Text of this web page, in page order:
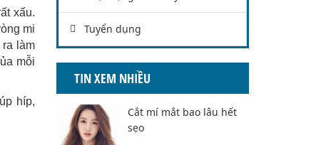
xấu.
mi
làm
mỗi
híp,
Tuyển dụng
TIN XEM NHIỀU
Cắt mí mắt bao lâu hết
sẹo